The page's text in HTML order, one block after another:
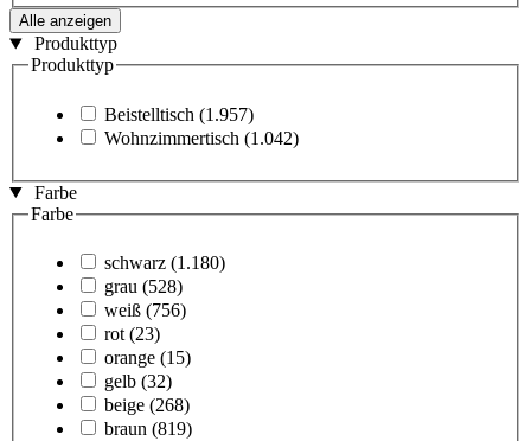
Alle anzeigen
Produkttyp
Produkttyp
Beistelltisch (1.957)
Wohnzimmertisch (1.042)
Farbe
Farbe
schwarz (1.180)
grau (528)
weiß (756)
rot (23)
orange (15)
gelb (32)
beige (268)
braun (819)